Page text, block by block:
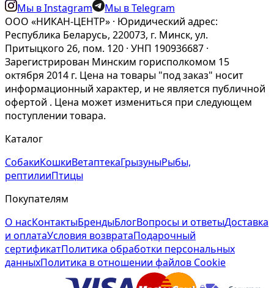
Мы в Instagram
Мы в Telegram
ООО «НИКАН-ЦЕНТР» · Юридический адрес:
Республика Беларусь, 220073, г. Минск, ул.
Притыцкого 26, пом. 120 · УНП 190936687 ·
Зарегистрирован Минским горисполкомом 15
октября 2014 г. Цена на товары "под заказ" носит
информационный характер, и не является публичной
офертой . Цена может измениться при следующем
поступлении товара.
Каталог
СобакиКошкиВетаптекаГрызуныРыбы,
рептилииПтицы
Покупателям
О насКонтактыБрендыБлогВопросы и ответыДоставка
и оплатаУсловия возвратаПодарочный
сертификатПолитика обработки персональных
данныхПолитика в отношении файлов Cookie